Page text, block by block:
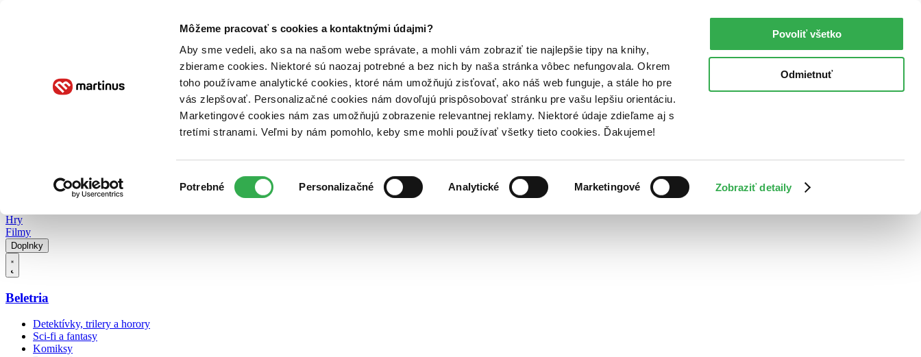
Môžeme pracovať s cookies a kontaktnými údajmi?
Aby sme vedeli, ako sa na našom webe správate, a mohli vám zobraziť tie najlepšie tipy na knihy,
zbierame cookies. Niektoré sú naozaj potrebné a bez nich by naša stránka vôbec nefungovala. Okrem
toho používame analytické cookies, ktoré nám umožňujú zisťovať, ako náš web funguje, a stále ho pre
vás zlepšovať. Personalizačné cookies nám dovoľujú prispôsobovať stránku pre vašu lepšiu orientáciu.
Marketingové cookies nám zas umožňujú zobrazenie relevantnej reklamy. Niektoré údaje zdieľame aj s
tretími stranami. Veľmi by nám pomohlo, keby sme mohli používať všetky tieto cookies. Ďakujeme!
súhlasu
Potrebné Personalizačné Analytické Marketingové Zobraziť detaily
Povoliť všetko
Odmietnuť
Poukážky Kontakt
Hry
Filmy
Doplnky
Beletria
Detektívky, trilery a horory
Sci-fi a fantasy
Komiksy